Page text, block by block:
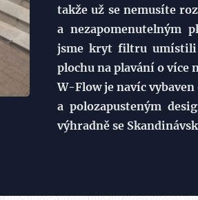
takže už se nemusíte
a nezapomenutelným
jsme kryt filtru umístili
plochu na plavání o více
W-Flow je navíc
a polozapusteným
výhradně se